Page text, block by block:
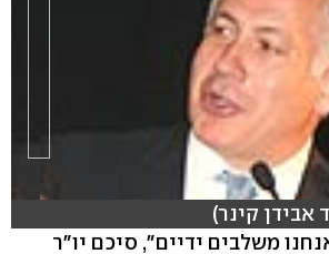
אבידן קינר)
משלבים ידיים", סיכם יו"ר